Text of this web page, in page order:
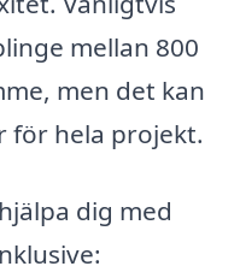
mellan 800
men det kan
för hela projekt.
dig med